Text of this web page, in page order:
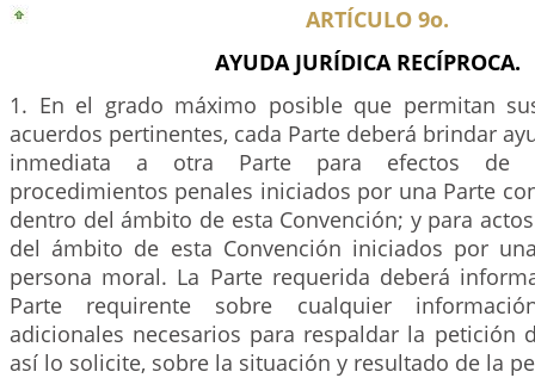
ARTÍCULO 9o.
AYUDA JURÍDICA RECÍPROCA.
1. En el grado máximo posible que permitan
acuerdos pertinentes, cada Parte deberá brindar
inmediata a otra Parte para efectos de
procedimientos penales iniciados por una Parte
dentro del ámbito de esta Convención; y para
del ámbito de esta Convención iniciados por
persona moral. La Parte requerida deberá
Parte requirente sobre cualquier
adicionales necesarios para respaldar la petición
así lo solicite, sobre la situación y resultado de la